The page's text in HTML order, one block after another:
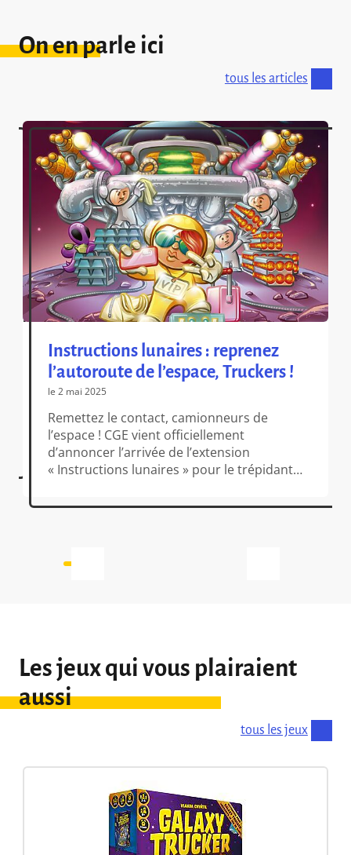
On en parle ici
tous les articles
Instructions lunaires : reprenez
l’autoroute de l’espace, Truckers !
le 2 mai 2025
Remettez le contact, camionneurs de
l’espace ! CGE vient officiellement
d’annoncer l’arrivée de l’extension
« Instructions lunaires » pour le trépidant
intrépide ou peut-être un casse-cou
Les jeux qui vous plairaient
aussi
tous les jeux